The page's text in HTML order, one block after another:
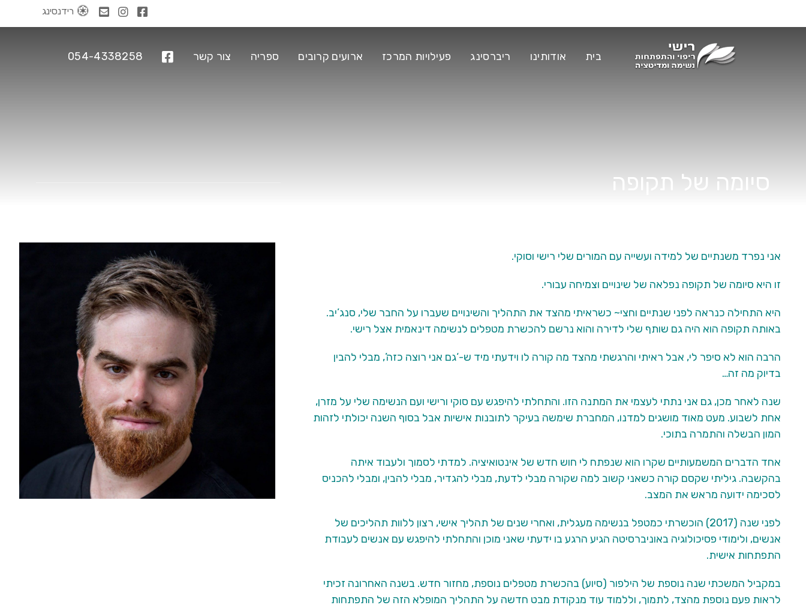
רידנסינג
בית אודותינו ריברסינג פעילויות המרכז ארועים קרובים ספריה צור קשר 054-4338258
סיומה של תקופה
אני נפרד משנתיים של למידה ועשייה עם המורים שלי רישי וסוקי.
זו היא סיומה של תקופה נפלאה של שינויים וצמיחה עבורי.
היא התחילה כנראה לפני שנתיים וחצי~ כשראיתי מהצד את התהליך והשינויים שעברו על החבר שלי, סנג’יב.
באותה תקופה הוא היה גם שותף שלי לדירה והוא נרשם להכשרת מטפלים לנשימה דינאמית אצל רישי.
הרבה הוא לא סיפר לי, אבל ראיתי והרגשתי מהצד מה קורה לו וידעתי מיד ש-‘גם אני רוצה כזה’, מבלי להבין
בדיוק מה זה…
שנה לאחר מכן, גם אני נתתי לעצמי את המתנה הזו. והתחלתי להיפגש עם סוקי ורישי ועם הנשימה שלי על מזרן,
אחת לשבוע. מעט מאוד מושגים למדנו, המחברת שימשה בעיקר לתובנות אישיות אבל בסוף השנה יכולתי לזהות
המון הבשלה והתמרה בתוכי.
אחד הדברים המשמעותיים שקרו הוא שנפתח לי חוש חדש של אינטואיציה. למדתי לסמוך ולעבוד איתה
בהקשבה. גיליתי שקסם קורה כשאני קשוב למה שקורה מבלי לדעת, מבלי להגדיר, מבלי להבין, ומבלי להכניס
לסכימה ידועה מראש את המצב.
לפני שנה (2017) הוכשרתי כמטפל בנשימה מעגלית, ואחרי שנים של תהליך אישי, רצון ללוות תהליכים של
אנשים, ולימודי פסיכולוגיה באוניברסיטה הגיע הרגע בו ידעתי שאני מוכן והתחלתי להיפגש עם אנשים לעבודת
התפתחות אישית.
במקביל המשכתי שנה נוספת של הילפור (סיוע) בהכשרת מטפלים נוספת, מחזור חדש. בשנה האחרונה זכיתי
לראות פעם נוספת מהצד, לתמוך, וללמוד עוד מנקודת מבט חדשה על התהליך המופלא הזה של התפתחות